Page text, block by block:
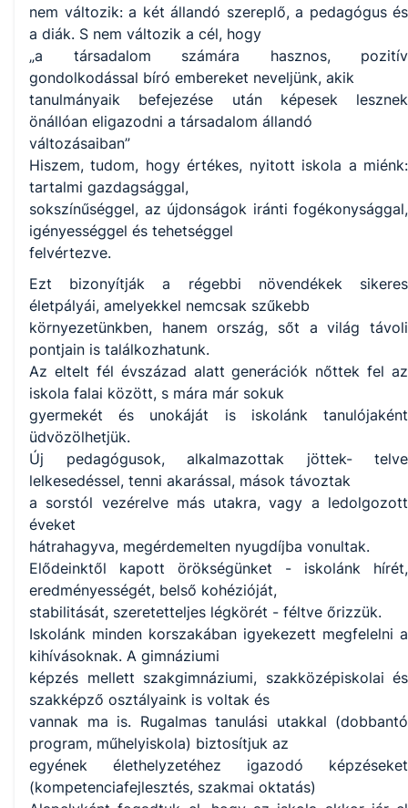
nem változik: a két állandó szereplő, a pedagógus és
a diák. S nem változik a cél, hogy
„a társadalom számára hasznos, pozitív
gondolkodással bíró embereket neveljünk, akik
tanulmányaik befejezése után képesek lesznek
önállóan eligazodni a társadalom állandó
változásaiban”
Hiszem, tudom, hogy értékes, nyitott iskola a miénk:
tartalmi gazdagsággal,
sokszínűséggel, az újdonságok iránti fogékonysággal,
igényességgel és tehetséggel
felvértezve.
Ezt bizonyítják a régebbi növendékek sikeres
életpályái, amelyekkel nemcsak szűkebb
környezetünkben, hanem ország, sőt a világ távoli
pontjain is találkozhatunk.
Az eltelt fél évszázad alatt generációk nőttek fel az
iskola falai között, s mára már sokuk
gyermekét és unokáját is iskolánk tanulójaként
üdvözölhetjük.
Új pedagógusok, alkalmazottak jöttek- telve
lelkesedéssel, tenni akarással, mások távoztak
a sorstól vezérelve más utakra, vagy a ledolgozott
éveket
hátrahagyva, megérdemelten nyugdíjba vonultak.
Elődeinktől kapott örökségünket - iskolánk hírét,
eredményességét, belső kohézióját,
stabilitását, szeretetteljes légkörét - féltve őrizzük.
Iskolánk minden korszakában igyekezett megfelelni a
kihívásoknak. A gimnáziumi
képzés mellett szakgimnáziumi, szakközépiskolai és
szakképző osztályaink is voltak és
vannak ma is. Rugalmas tanulási utakkal (dobbantó
program, műhelyiskola) biztosítjuk az
egyének élethelyzetéhez igazodó képzéseket
(kompetenciafejlesztés, szakmai oktatás)